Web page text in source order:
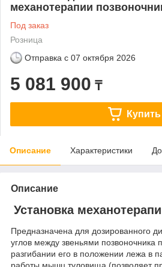
механотерапии
Под заказ
Розница
Отправка с 07 октября 2026
5 081 900 ₸
Купить
Описание Характеристики
Описание
Установка
Предназначена для дозированного
углов между звеньями позвоночника
разгибании его в положении лежа в